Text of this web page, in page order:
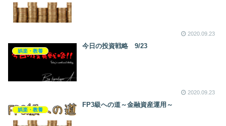
2020.09.23
娯楽・教養
今日の投資戦略 9/23
2020.09.23
娯楽・教養
FP3級への道～金融資産運用～